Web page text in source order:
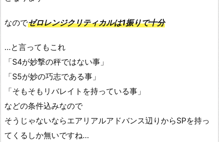
なのでゼロレンジクリティカルは1振りで十分
…と言ってもこれ
「S4が妙撃の秤ではない事」
「S5が妙の巧志である事」
「そもそもリバレイトを持っている事」
などの条件込みなので
そうじゃないならエアリアルアドバンス辺りからSPを持っ
てくるしか無いですね…